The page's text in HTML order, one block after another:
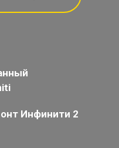
Инфинити 2